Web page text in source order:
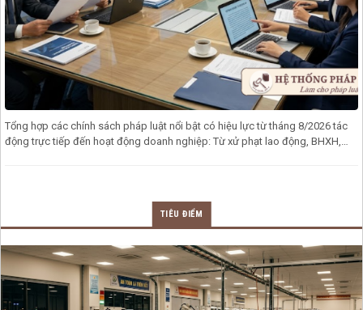
Tổng hợp các chính sách pháp luật nổi bật có hiệu lực từ tháng 8/2026 tác
động trực tiếp đến hoạt động doanh nghiệp: Từ xử phạt lao động, BHXH,
TIÊU ĐIỂM